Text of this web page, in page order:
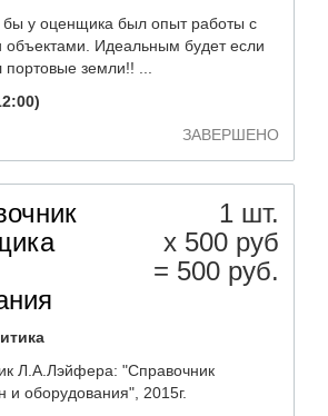
у оценщика был опыт работы с
объектами. Идеальным будет если
земли!! ...
ЗАВЕРШЕНО
1 шт.
х 500 руб
= 500 руб.
Л.А.Лэйфера: "Справочник
оборудования", 2015г.